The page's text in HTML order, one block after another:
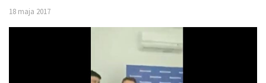
18 maja 2017